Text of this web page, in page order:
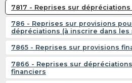
7817 - Reprises sur
786 - Reprises sur provisions
dépréciations (à inscrire dans
7865 - Reprises sur provisions
7866 - Reprises sur
financiers